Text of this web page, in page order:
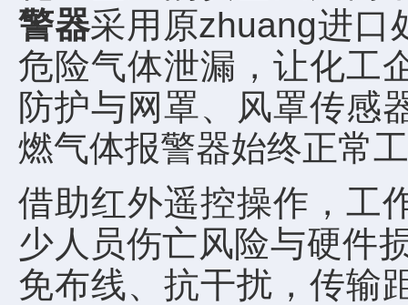
警器采用原zhuang进口
危险气体泄漏，让化工
防护与网罩、风罩传感
燃气体报警器始终正常
借助红外遥控操作，工
少人员伤亡风险与硬件
免布线、抗干扰，传输